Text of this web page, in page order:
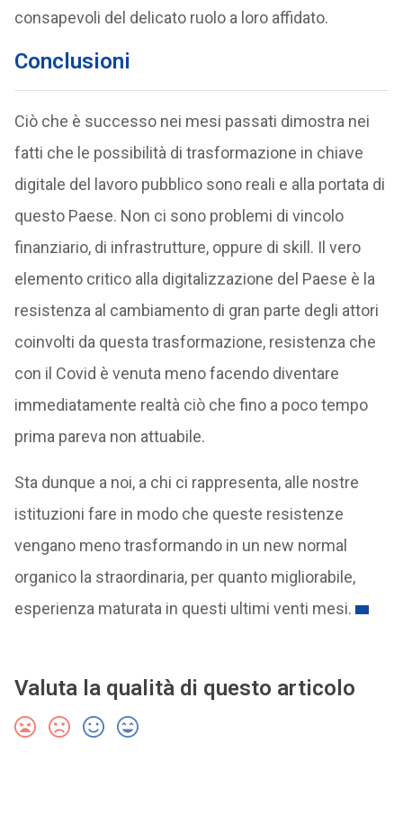
consapevoli del delicato ruolo a loro affidato.
Conclusioni
Ciò che è successo nei mesi passati dimostra nei
fatti che le possibilità di trasformazione in chiave
digitale del lavoro pubblico sono reali e alla portata di
questo Paese. Non ci sono problemi di vincolo
finanziario, di infrastrutture, oppure di skill. Il vero
elemento critico alla digitalizzazione del Paese è la
resistenza al cambiamento di gran parte degli attori
coinvolti da questa trasformazione, resistenza che
con il Covid è venuta meno facendo diventare
immediatamente realtà ciò che fino a poco tempo
prima pareva non attuabile.
Sta dunque a noi, a chi ci rappresenta, alle nostre
istituzioni fare in modo che queste resistenze
vengano meno trasformando in un new normal
organico la straordinaria, per quanto migliorabile,
esperienza maturata in questi ultimi venti mesi.
Valuta la qualità di questo articolo